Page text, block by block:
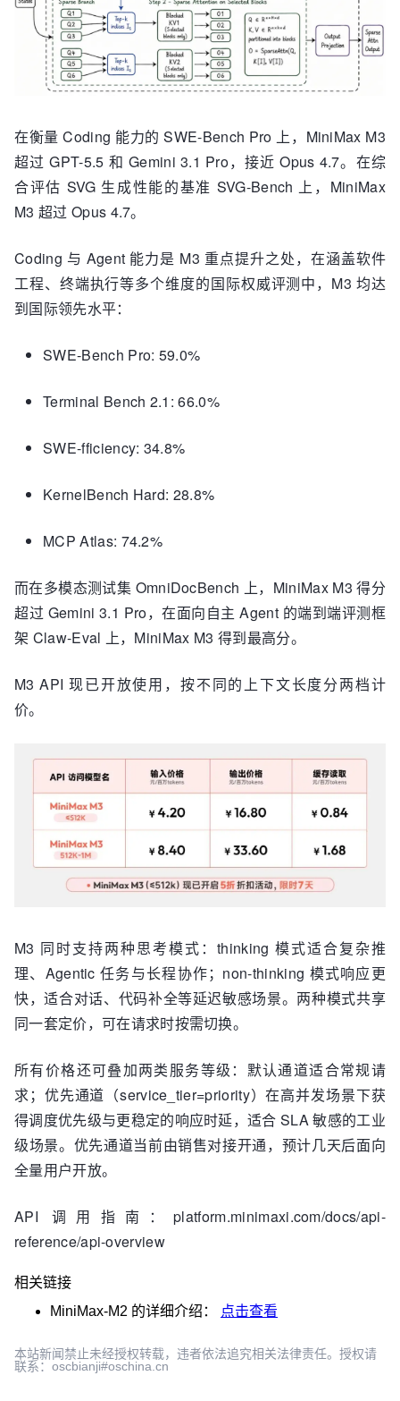
在衡量 Coding 能力的 SWE-Bench Pro 上，MiniMax M3
超过 GPT-5.5 和 Gemini 3.1 Pro，接近 Opus 4.7。在综
合评估 SVG 生成性能的基准 SVG-Bench 上，MiniMax
M3 超过 Opus 4.7。
Coding 与 Agent 能力是 M3 重点提升之处，在涵盖软件
工程、终端执行等多个维度的国际权威评测中，M3 均达
到国际领先水平：
SWE-Bench Pro: 59.0%
Terminal Bench 2.1: 66.0%
SWE-fficiency: 34.8%
KernelBench Hard: 28.8%
MCP Atlas: 74.2%
而在多模态测试集 OmniDocBench 上，MiniMax M3 得分
超过 Gemini 3.1 Pro，在面向自主 Agent 的端到端评测框
架 Claw-Eval 上，MiniMax M3 得到最高分。
M3 API 现已开放使用，按不同的上下文长度分两档计
价。
M3 同时支持两种思考模式：thinking 模式适合复杂推
理、Agentic 任务与长程协作；non-thinking 模式响应更
快，适合对话、代码补全等延迟敏感场景。两种模式共享
同一套定价，可在请求时按需切换。
所有价格还可叠加两类服务等级：默认通道适合常规请
求；优先通道（service_tier=priority）在高并发场景下获
得调度优先级与更稳定的响应时延，适合 SLA 敏感的工业
级场景。优先通道当前由销售对接开通，预计几天后面向
全量用户开放。
API 调用指南：platform.minimaxi.com/docs/api-
reference/api-overview
相关链接
MiniMax-M2 的详细介绍： 点击查看
本站新闻禁止未经授权转载，违者依法追究相关法律责任。授权请
联系：oscbianji#oschina.cn